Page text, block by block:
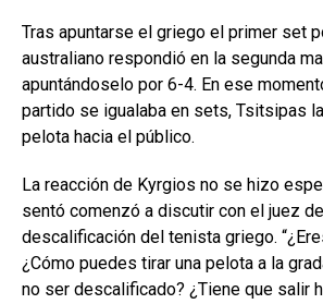
Tras apuntarse el griego el primer set
australiano respondió en la segunda
apuntándoselo por 6-4. En ese
partido se igualaba en sets, Tsitsipas
pelota hacia el público.
La reacción de Kyrgios no se hizo
sentó comenzó a discutir con el juez
descalificación del tenista griego.
¿Cómo puedes tirar una pelota a la
no ser descalificado? ¿Tiene que salir